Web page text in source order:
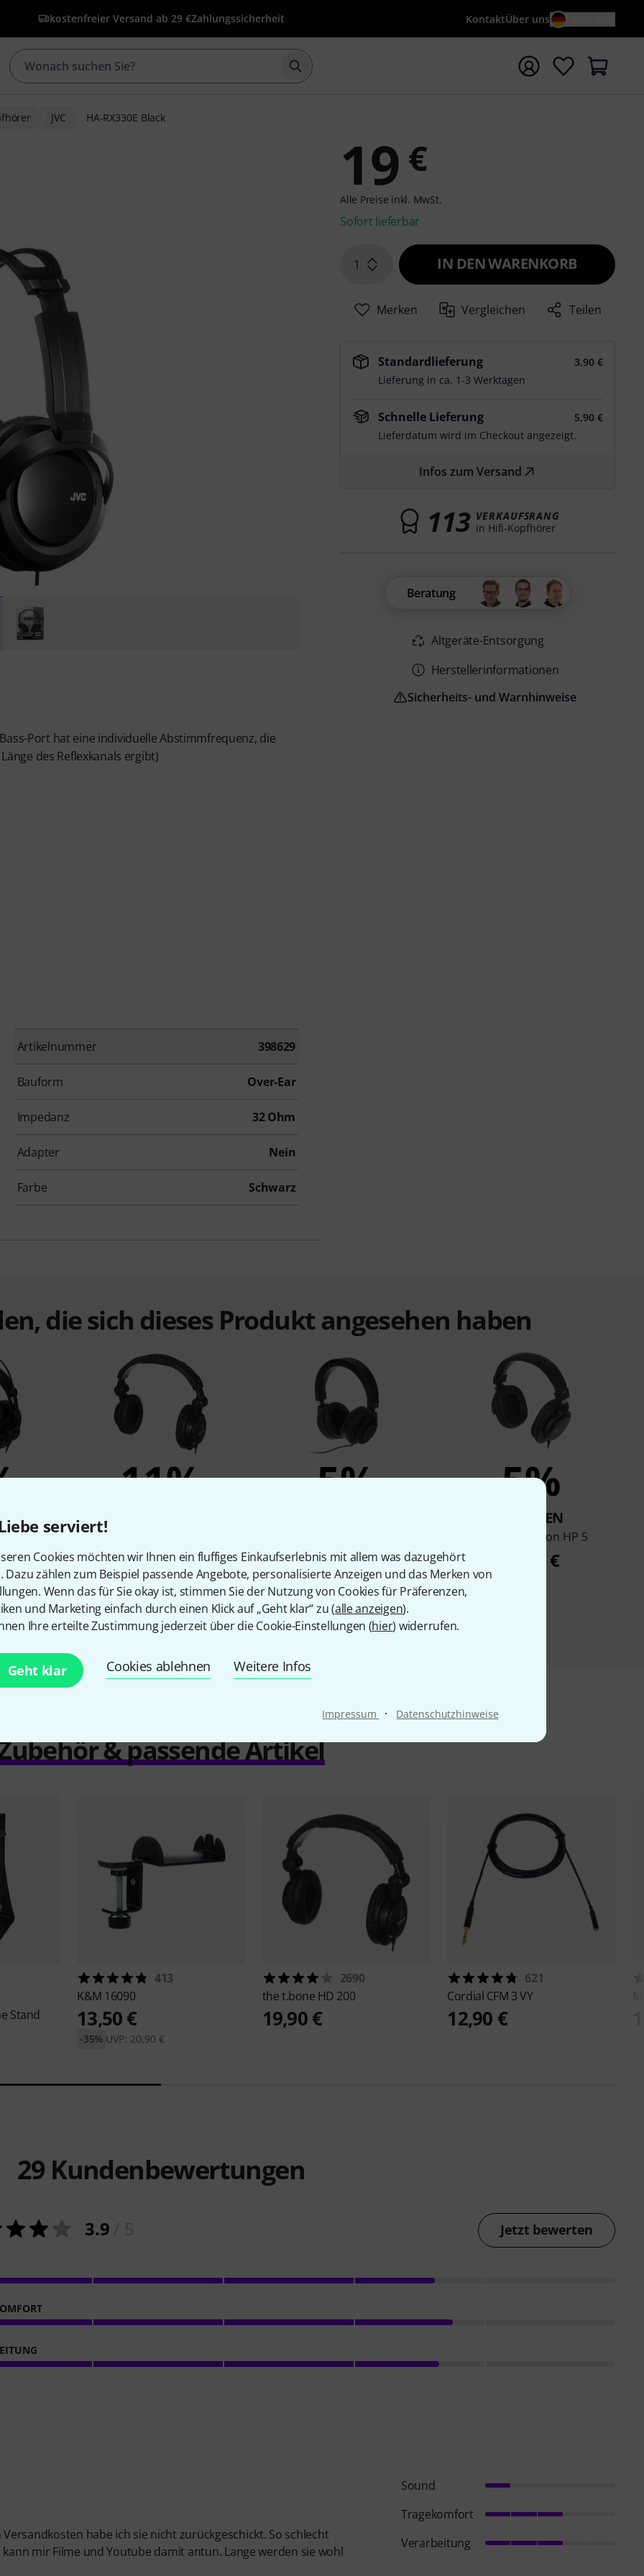
serviert!
Cookies möchten wir Ihnen ein fluffiges Einkaufserlebnis mit allem was dazugehört
Dazu zählen zum Beispiel passende Angebote, personalisierte Anzeigen und das Merken von
Wenn das für Sie okay ist, stimmen Sie der Nutzung von Cookies für Präferenzen,
und Marketing einfach durch einen Klick auf „Geht klar“ zu (alle anzeigen).
Ihre erteilte Zustimmung jederzeit über die Cookie-Einstellungen (hier) widerrufen.
Geht klar Cookies ablehnen Weitere Infos
Impressum · Datenschutzhinweise
kostenfreier Versand ab 29 €Zahlungssicherheit KontaktÜber uns
Suche mit Suchwort {searchTerm} starten
JVC HA-RX330E Black
Port hat eine individuelle Abstimmfrequenz, die
des Reflexkanals ergibt)
Artikelnummer 398629
Bauform Over-Ear
Impedanz 32 Ohm
Adapter Nein
Farbe Schwarz
19 €
Alle Preise inkl. MwSt.
Sofort lieferbar
1 IN DEN WARENKORB
Merken Vergleichen Teilen
Standardlieferung
3,90 €
Lieferung in ca. 1-3 Werktagen
Schnelle Lieferung
5,90 €
Lieferdatum wird im Checkout angezeigt.
Infos zum Versand
113 VERKAUFSRANG
in Hifi-Kopfhörer
Beratung
Altgeräte-Entsorgung
Herstellerinformationen
Sicherheits- und Warnhinweise
die sich dieses Produkt angesehen haben
681
11%
19,90 €
5%
16,50 €
5%
KAUFTEN
Fun Generation HP 5
19,90 €
Vergleichen
& passende Artikel
Stand
413
K&M 16090
13,50 €
UVP: 20,90 €
-35%
2690
the t.bone HD 200
19,90 €
621
Cordial CFM 3 VY
12,90 €
29 Kundenbewertungen
3.9 Jetzt bewerten
habe ich sie nicht zurückgeschickt. So schlecht
mir Filme und Youtube damit antun. Lange werden sie wohl
Sound
Tragekomfort
Verarbeitung